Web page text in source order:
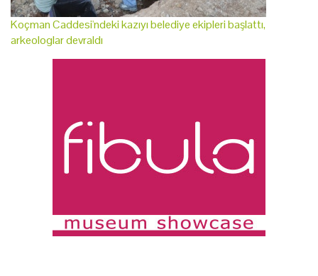
Koçman Caddesi'ndeki kazıyı belediye ekipleri başlattı,
arkeologlar devraldı